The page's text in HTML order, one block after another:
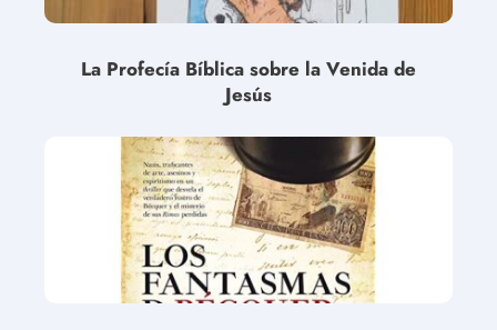
La Profecía Bíblica sobre la Venida de
Jesús